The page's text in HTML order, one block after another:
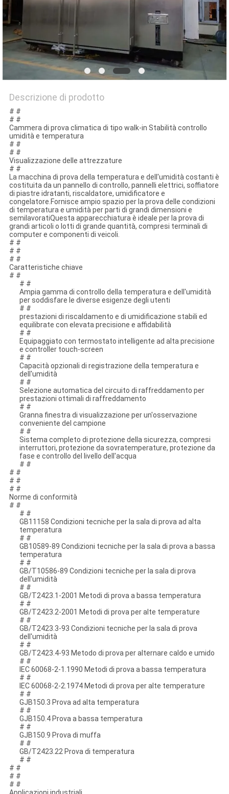
Descrizione di prodotto
# #
# #
Cammera di prova climatica di tipo walk-in Stabilità controllo
umidità e temperatura
# #
# #
Visualizzazione delle attrezzature
# #
La macchina di prova della temperatura e dell'umidità costanti è
costituita da un pannello di controllo, pannelli elettrici, soffiatore
di piastre idratanti, riscaldatore, umidificatore e
congelatore.Fornisce ampio spazio per la prova delle condizioni
di temperatura e umidità per parti di grandi dimensioni e
semilavoratiQuesta apparecchiatura è ideale per la prova di
grandi articoli o lotti di grande quantità, compresi terminali di
computer e componenti di veicoli.
# #
# #
# #
Caratteristiche chiave
# #
# #
Ampia gamma di controllo della temperatura e dell'umidità
per soddisfare le diverse esigenze degli utenti
# #
prestazioni di riscaldamento e di umidificazione stabili ed
equilibrate con elevata precisione e affidabilità
# #
Equipaggiato con termostato intelligente ad alta precisione
e controller touch-screen
# #
Capacità opzionali di registrazione della temperatura e
dell'umidità
# #
Selezione automatica del circuito di raffreddamento per
prestazioni ottimali di raffreddamento
# #
Granna finestra di visualizzazione per un'osservazione
conveniente del campione
# #
Sistema completo di protezione della sicurezza, compresi
interruttori, protezione da sovratemperature, protezione da
fase e controllo del livello dell'acqua
# #
# #
# #
# #
Norme di conformità
# #
# #
GB11158 Condizioni tecniche per la sala di prova ad alta
temperatura
# #
GB10589-89 Condizioni tecniche per la sala di prova a bassa
temperatura
# #
GB/T10586-89 Condizioni tecniche per la sala di prova
dell'umidità
# #
GB/T2423.1-2001 Metodi di prova a bassa temperatura
# #
GB/T2423.2-2001 Metodi di prova per alte temperature
# #
GB/T2423.3-93 Condizioni tecniche per la sala di prova
dell'umidità
# #
GB/T2423.4-93 Metodo di prova per alternare caldo e umido
# #
IEC 60068-2-1.1990 Metodi di prova a bassa temperatura
# #
IEC 60068-2-2.1974 Metodi di prova per alte temperature
# #
GJB150.3 Prova ad alta temperatura
# #
GJB150.4 Prova a bassa temperatura
# #
GJB150.9 Prova di muffa
# #
GB/T2423.22 Prova di temperatura
# #
# #
# #
# #